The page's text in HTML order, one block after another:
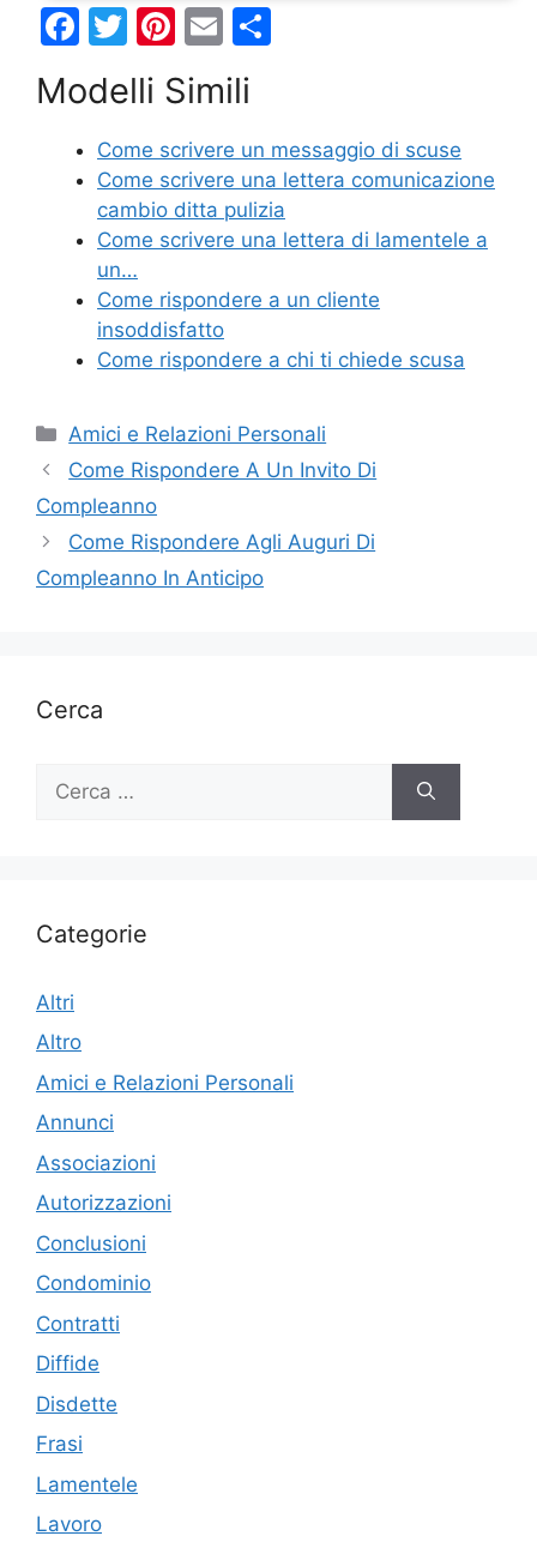
F
c
e
b
o
o
k
T
itt
er
Pi
er
e
st
E
ai
l
di
vi
di
Modelli Simili
Come scrivere un messaggio di scuse
Come scrivere una lettera comunicazione
cambio ditta pulizia
Come scrivere una lettera di lamentele a
un…
Come rispondere a un cliente
insoddisfatto
Come rispondere a chi ti chiede scusa
Categorie
Amici e Relazioni Personali
Come Rispondere A Un Invito Di
Compleanno
Come Rispondere Agli Auguri Di
Compleanno In Anticipo
Cerca
per:
Categorie
Altri
Altro
Amici e Relazioni Personali
Annunci
Associazioni
Autorizzazioni
Conclusioni
Condominio
Contratti
Diffide
Disdette
Frasi
Lamentele
Lavoro